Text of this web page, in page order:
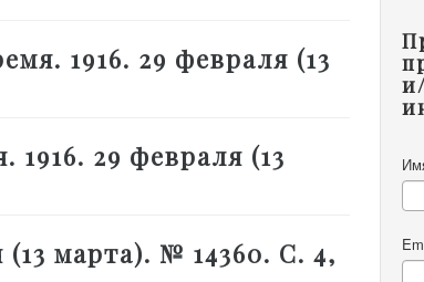
1916. 29 февраля (13
29 февраля (13
марта). № 14360. С. 4,